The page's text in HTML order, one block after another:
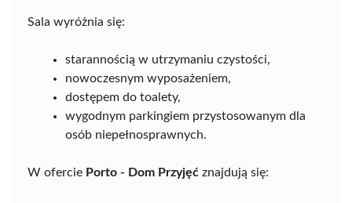
Sala wyróżnia się:
starannością w utrzymaniu czystości,
nowoczesnym wyposażeniem,
dostępem do toalety,
wygodnym parkingiem przystosowanym dla
osób niepełnosprawnych.
W ofercie Porto - Dom Przyjęć znajdują się: